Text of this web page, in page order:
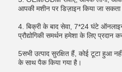
आपकी मशीन पर डिज़ाइन किया जा
4. बिक्री के बाद सेवा, 7*24 घंटे
प्रौद्योगिकी समर्थन हमेशा के लिए प्रदान
5सभी उत्पाद सुरक्षित हैं, कोई टूटा हुआ
के साथ पैक किया गया है।